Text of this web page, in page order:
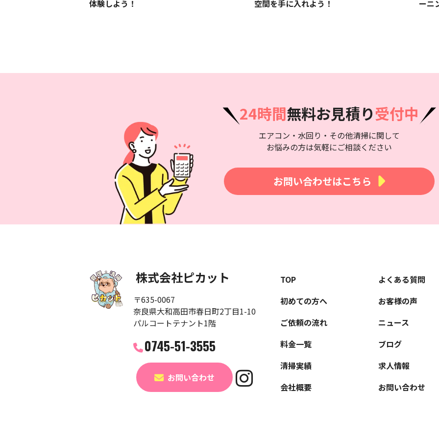
体験しよう！ 空間を手に入れよう！ ーニ
24時間無料お見積り受付中
エアコン・水回り・その他清掃に関して
お悩みの方は気軽にご相談ください
お問い合わせはこちら
株式会社ピカット
〒635-0067
奈良県大和高田市春日町2丁目1-10
パルコートテナント1階
0745-51-3555
お問い合わせ
TOP
初めての方へ
ご依頼の流れ
料金一覧
清掃実績
会社概要
よくある質問
お客様の声
ニュース
ブログ
求人情報
お問い合わせ